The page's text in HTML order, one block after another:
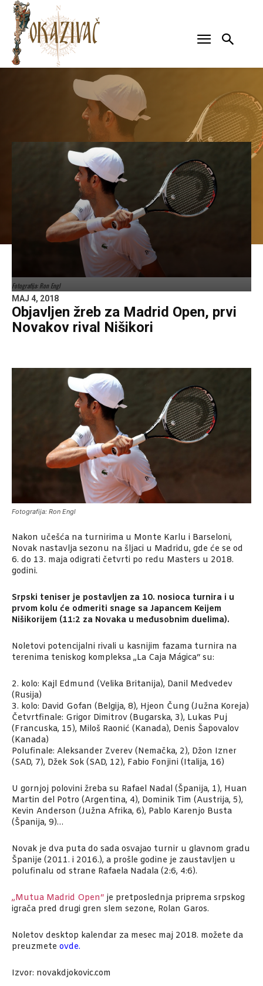
Fotografija: Ron Engl
MAJ 4, 2018
Objavljen žreb za Madrid Open, prvi
Novakov rival Nišikori
Fotografija: Ron Engl
Nakon učešća na turnirima u Monte Karlu i Barseloni,
Novak nastavlja sezonu na šljaci u Madridu, gde će se od
6. do 13. maja odigrati četvrti po redu Masters u 2018.
godini.
Srpski teniser je postavljen za 10. nosioca turnira i u
prvom kolu će odmeriti snage sa Japancem Keijem
Nišikorijem (11:2 za Novaka u međusobnim duelima).
Noletovi potencijalni rivali u kasnijim fazama turnira na
terenima teniskog kompleksa „La Caja Mágica“ su:
2. kolo: Kajl Edmund (Velika Britanija), Danil Medvedev
(Rusija)
3. kolo: David Gofan (Belgija, 8), Hjeon Čung (Južna Koreja)
Četvrtfinale: Grigor Dimitrov (Bugarska, 3), Lukas Puj
(Francuska, 15), Miloš Raonić (Kanada), Denis Šapovalov
(Kanada)
Polufinale: Aleksander Zverev (Nemačka, 2), Džon Izner
(SAD, 7), Džek Sok (SAD, 12), Fabio Fonjini (Italija, 16)
U gornjoj polovini žreba su Rafael Nadal (Španija, 1), Huan
Martin del Potro (Argentina, 4), Dominik Tim (Austrija, 5),
Kevin Anderson (Južna Afrika, 6), Pablo Karenjo Busta
(Španija, 9)…
Novak je dva puta do sada osvajao turnir u glavnom gradu
Španije (2011. i 2016.), a prošle godine je zaustavljen u
polufinalu od strane Rafaela Nadala (2:6, 4:6).
„Mutua Madrid Open“ je pretposlednja priprema srpskog
igrača pred drugi gren slem sezone, Rolan Garos.
Noletov desktop kalendar za mesec maj 2018. možete da
preuzmete ovde.
Izvor: novakdjokovic.com